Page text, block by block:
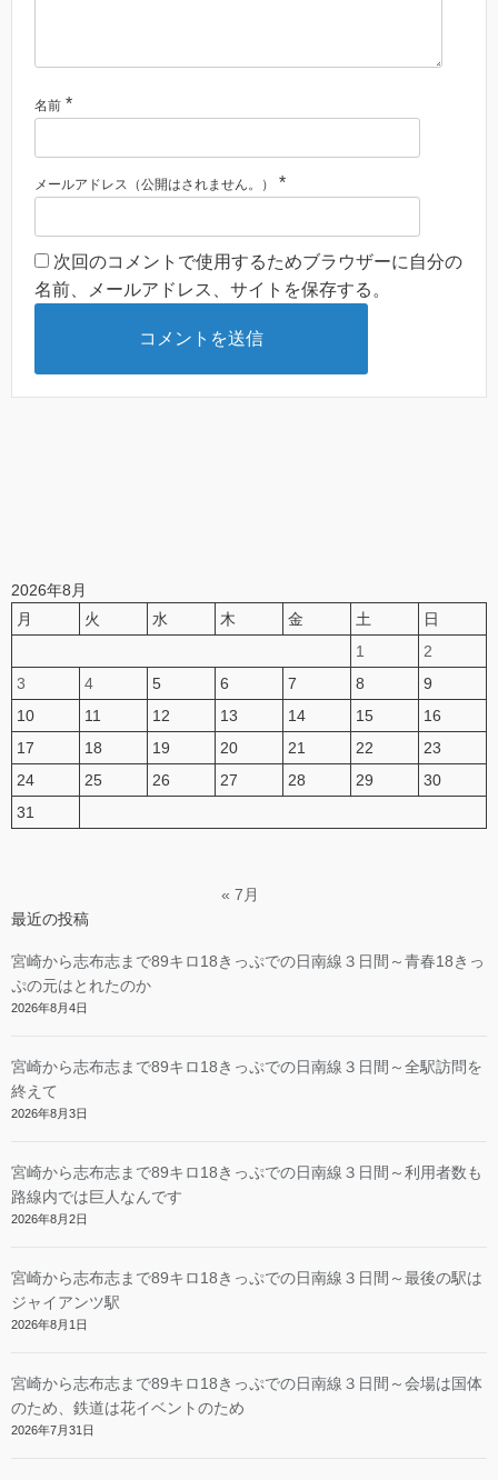
名前 *
メールアドレス（公開はされません。） *
次回のコメントで使用するためブラウザーに自分の
名前、メールアドレス、サイトを保存する。
2026年8月
月
火 水 木 金 土
日
1
2
3
4 5 6 7 8
9
10
11 12 13 14 15
16
17
18 19 20 21 22
23
24
25 26 27 28 29
30
31
« 7月
最近の投稿
宮崎から志布志まで89キロ18きっぷでの日南線３日間～青春18きっ
ぷの元はとれたのか
2026年8月4日
宮崎から志布志まで89キロ18きっぷでの日南線３日間～全駅訪問を
終えて
2026年8月3日
宮崎から志布志まで89キロ18きっぷでの日南線３日間～利用者数も
路線内では巨人なんです
2026年8月2日
宮崎から志布志まで89キロ18きっぷでの日南線３日間～最後の駅は
ジャイアンツ駅
2026年8月1日
宮崎から志布志まで89キロ18きっぷでの日南線３日間～会場は国体
のため、鉄道は花イベントのため
2026年7月31日